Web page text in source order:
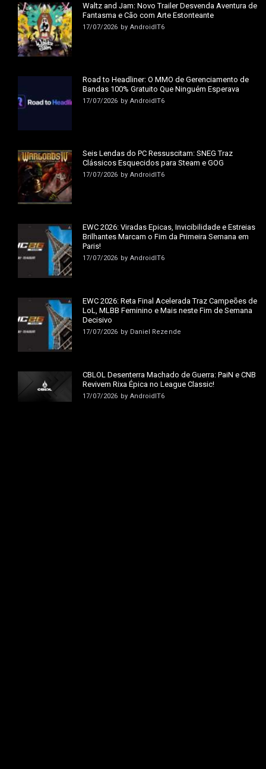
Waltz and Jam: Novo Trailer Desvenda Aventura de
Fantasma e Cão com Arte Estonteante
17/07/2026 by AndroidIT6
Road to Headliner: O MMO de Gerenciamento de
Bandas 100% Gratuito Que Ninguém Esperava
17/07/2026 by AndroidIT6
Seis Lendas do PC Ressuscitam: SNEG Traz
Clássicos Esquecidos para Steam e GOG
17/07/2026 by AndroidIT6
EWC 2026: Viradas Épicas, Invicibilidade e Estreias
Brilhantes Marcam o Fim da Primeira Semana em
Paris!
17/07/2026 by AndroidIT6
EWC 2026: Reta Final Acelerada Traz Campeões de
LoL, MLBB Feminino e Mais neste Fim de Semana
Decisivo
17/07/2026 by Daniel Rezende
CBLOL Desenterra Machado de Guerra: PaiN e CNB
Revivem Rixa Épica no League Classic!
17/07/2026 by AndroidIT6